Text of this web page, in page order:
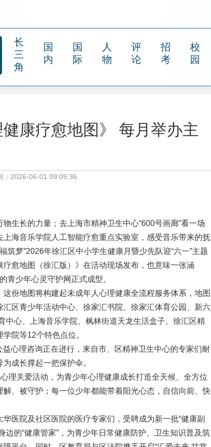
长
三
角
国
内
国
际
人
物
评
论
招
考
校
园
康疗愈地图》 每月举办主
：2026-06-01 09:09:36
生长的力量；去上海市精神卫生中心“600号画廊”看一场
海音乐学院人工智能疗愈重点实验室，感受音乐带来的抚
梦”2026年徐汇区中小学生健康月暨少先队迎“六一”主题
愈地图（徐汇版）》在活动现场发布，也意味一张涵
青少年心灵守护网正式成型。
份地图将构建起未成年人心理健康全流程服务体系，地图
区青少年活动中心、徐家汇书院、徐家汇体育公园、新六
中心、上海音乐学院、枫林街道天龙生活盒子、徐汇区精
院等12个特色点位。
益心理咨询正在进行，来自市、区精神卫生中心的专家们耐
成长撑起一把保护伞。
理关爱活动，为青少年心理健康成长打造全天候、全方位
、被守护；每一位少年都能带着阳光心态，自信向前、快
医院及社区医院的医疗专家们，受聘成为新一批“健康副
边的“健康管家”，为青少年日常健康防护、卫生知识普及筑